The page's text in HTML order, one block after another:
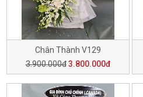
Chân Thành V129
3.900.000đ 3.800.000đ